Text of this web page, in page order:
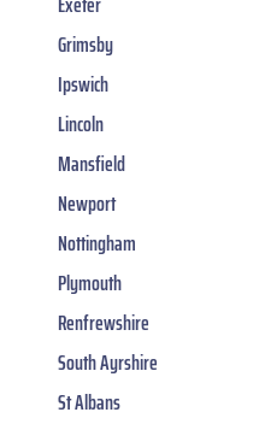
Grimsby
Ipswich
Lincoln
Mansfield
Newport
Nottingham
Plymouth
Renfrewshire
South Ayrshire
St Albans